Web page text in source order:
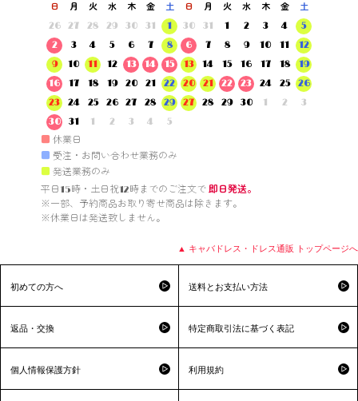
日 月 火 水 木 金
土
26
27 28 29 30 31
1
2
3 4 5 6 7
8
9
10 11 12 13 14
15
16
17 18 19 20 21
22
23
24 25 26 27 28
29
30
31 1 2 3 4 5
日 月 火 水 木 金
土
30
31 1 2 3 4
5
6
7 8 9 10 11
12
13
14 15 16 17 18
19
20
21 22 23 24 25
26
27
28 29 30 1 2 3
■ 休業日
■ 受注・お問い合わせ業務のみ
■ 発送業務のみ
平日15時・土日祝12時までのご注文で 即日発送。
※一部、予約商品お取り寄せ商品は除きます。
※休業日は発送致しません。
▲ キャバドレス・ドレス通販 トップページへ
初めての方へ 送料とお支払い方法
返品・交換 特定商取引法に基づく表記
個人情報保護方針 利用規約